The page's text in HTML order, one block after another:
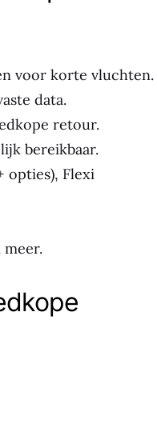
voor korte vluchten.
data.
retour.
bereikbaar.
opties), Flexi
meer.